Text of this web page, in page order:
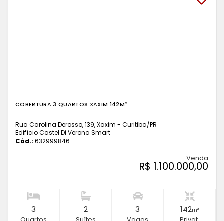
COBERTURA 3 QUARTOS XAXIM 142M²
Rua Carolina Derosso, 139, Xaxim - Curitiba/PR
Edifício Castel Di Verona Smart
Cód.: 632999846
Venda
R$ 1.100.000,00
3 2 3 142m²